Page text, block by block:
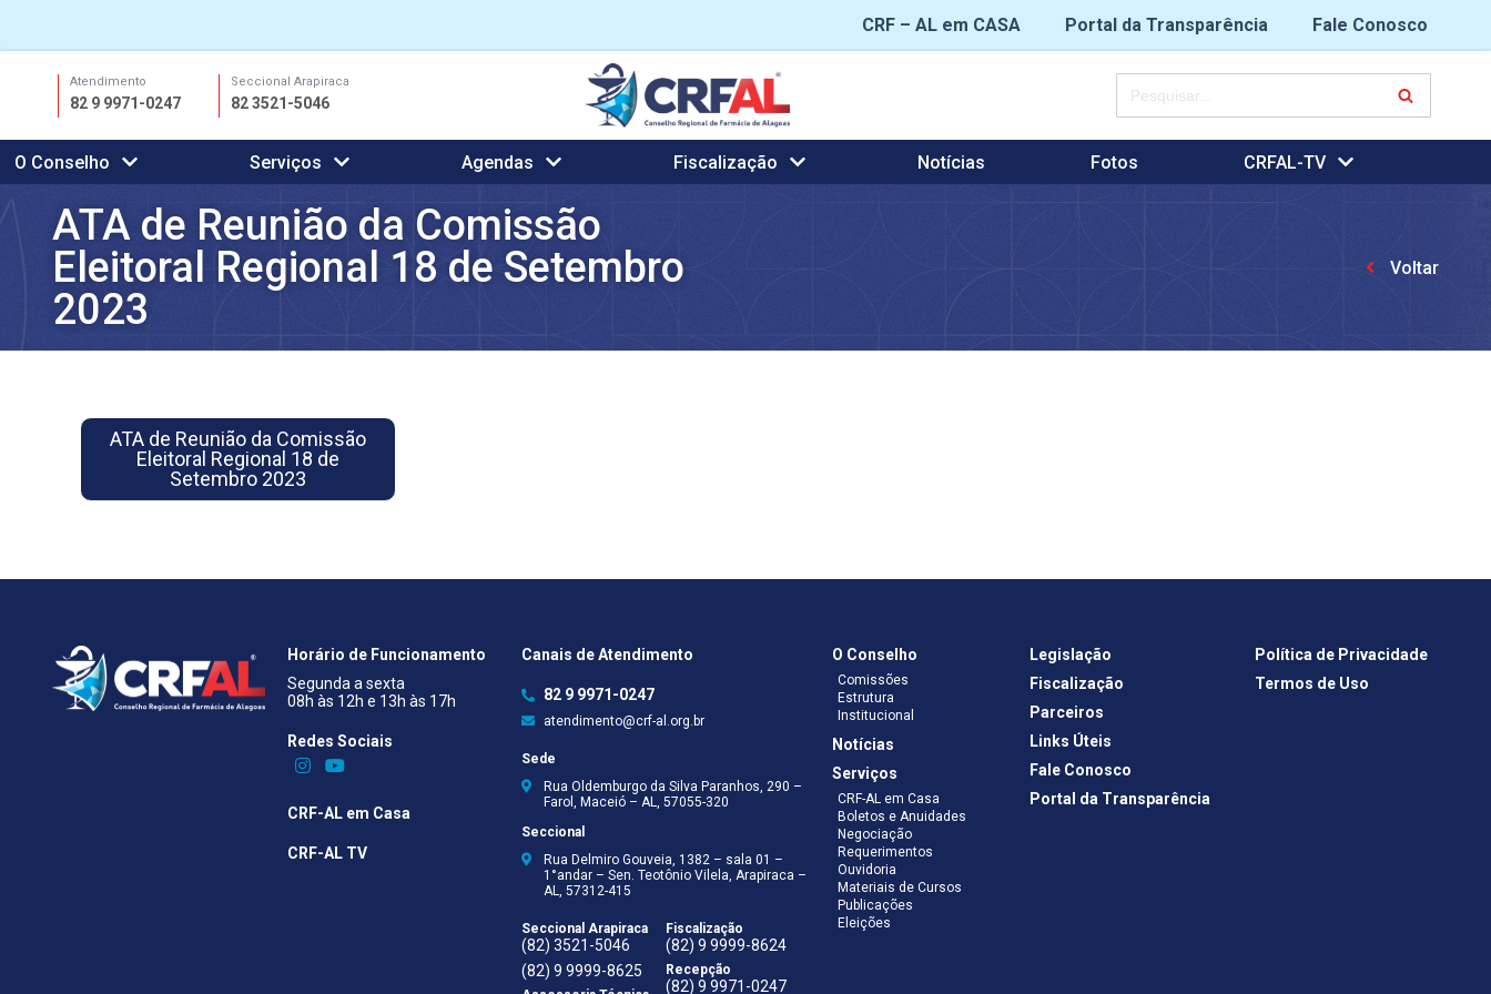
CRF – AL em CASA Portal da Transparência
Fale Conosco
conteúdo
Atendimento
82 9 9971-0247
Seccional Arapiraca
82 3521-5046
O Conselho Serviços Agendas Fiscalização Notícias Fotos CRFAL-TV
ATA de Reunião da Comissão
Eleitoral Regional 18 de Setembro
2023
Voltar
ATA de Reunião da Comissão
Eleitoral Regional 18 de
Setembro 2023
Horário de Funcionamento
Segunda a sexta
08h às 12h e 13h às 17h
Redes Sociais​
CRF-AL em Casa
CRF-AL TV
Canais de Atendimento
82 9 9971-0247
atendimento@crf-al.org.br
Sede
Rua Oldemburgo da Silva Paranhos, 290 –
Farol, Maceió – AL, 57055-320
Seccional
Rua Delmiro Gouveia, 1382 – sala 01 –
1°andar – Sen. Teotônio Vilela, Arapiraca –
AL, 57312-415
Seccional Arapiraca
(82) 3521-5046
(82) 9 9999-8625
Fiscalização
(82) 9 9999-8624
Recepção
(82) 9 9971-0247
O Conselho
Comissões
Estrutura
Institucional
Notícias
Serviços
CRF-AL em Casa
Boletos e Anuidades
Negociação
Requerimentos
Ouvidoria
Materiais de Cursos
Publicações
Eleições
Legislação
Fiscalização
Parceiros
Links Úteis
Fale Conosco
Portal da Transparência
Política de Privacidade
Termos de Uso